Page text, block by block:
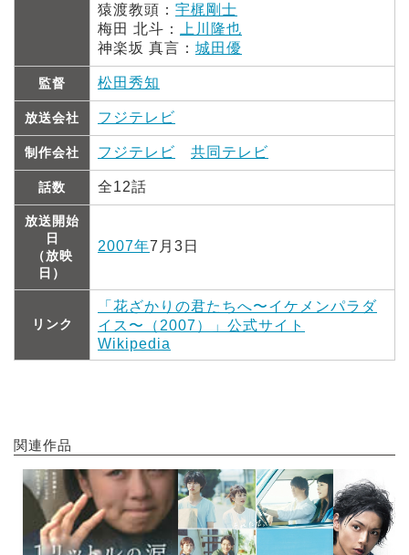
猿渡教頭： 宇梶剛士
梅田 北斗： 上川隆也
神楽坂 真言： 城田優
監督 松田秀知
放送会社 フジテレビ
制作会社 フジテレビ 共同テレビ
話数 全12話
放送開始
日
（放映
日）
2007年7月3日
リンク
「花ざかりの君たちへ〜イケメンパラダ
イス〜（2007）」公式サイト
Wikipedia
関連作品